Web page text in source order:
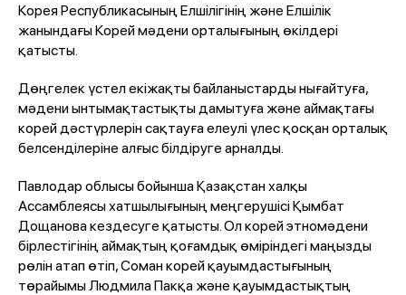
Корея Республикасының Елшілігінің және Елшілік
жанындағы Корей мәдени орталығының өкілдері
қатысты.
Дөңгелек үстел екіжақты байланыстарды нығайтуға,
мәдени ынтымақтастықты дамытуға және аймақтағы
корей дәстүрлерін сақтауға елеулі үлес қосқан орталық
белсенділеріне алғыс білдіруге арналды.
Павлодар облысы бойынша Қазақстан халқы
Ассамблеясы хатшылығының меңгерушісі Қымбат
Дощанова кездесуге қатысты. Ол корей этномәдени
бірлестігінің аймақтың қоғамдық өміріндегі маңызды
рөлін атап өтіп, Соман корей қауымдастығының
төрайымы Людмила Пакқа және қауымдастықтың